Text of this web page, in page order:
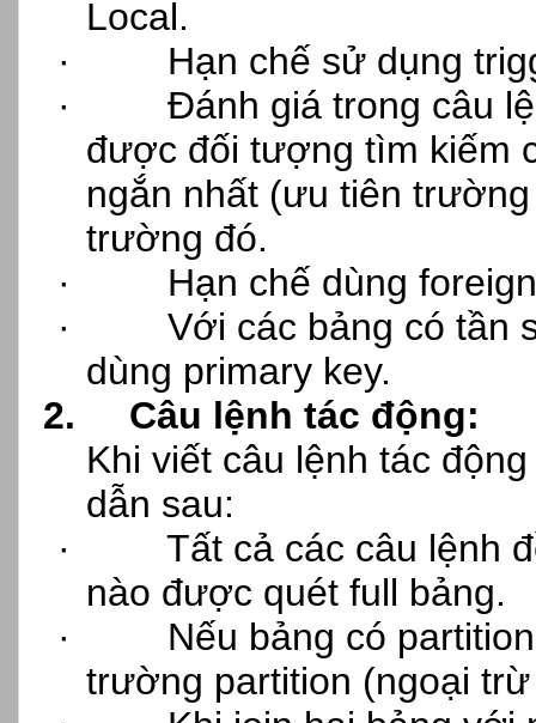
Local.
·
Hạn chế sử dụng
·
Đánh giá trong câu
được đối tượng tìm kiếm
ngắn nhất (ưu tiên
trường đó.
·
Hạn chế dùng
·
Với các bảng có tần
dùng primary key.
2.
Câu lệnh tác động:
Khi viết câu lệnh tác
dẫn sau:
·
Tất cả các câu lệnh
nào được quét full bảng.
·
Nếu bảng có
trường partition (ngoại